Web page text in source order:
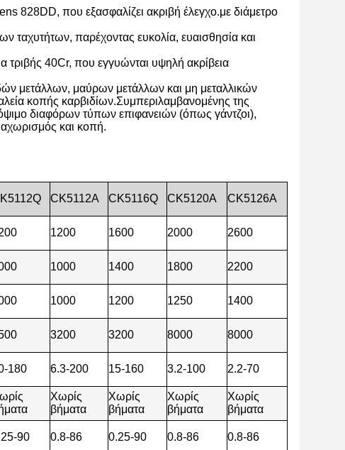
828DD, που εξασφαλίζει ακριβή έλεγχο.με διάμετρο
ταχυτήτων, παρέχοντας ευκολία, ευαισθησία και
τριβής 40Cr, που εγγυώνται υψηλή ακρίβεια
μετάλλων, μαύρων μετάλλων και μη μεταλλικών
κοπής καρβιδίων.Συμπεριλαμβανομένης της
διαφόρων τύπων επιφανειών (όπως γάντζοι),
και κοπή.
CK5112A CK5116Q CK5120A CK5126A
1200 1600 2000 2600
1000 1400 1800 2200
1000 1200 1250 1400
3200 3200 8000 8000
180 6.3-200 15-160 3.2-100 2.2-70
Χωρίς
βήματα
Χωρίς
βήματα
Χωρίς
βήματα
Χωρίς
βήματα
90 0.8-86 0.25-90 0.8-86 0.8-86